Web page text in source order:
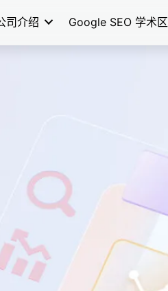
司介绍 Google SEO 学术区